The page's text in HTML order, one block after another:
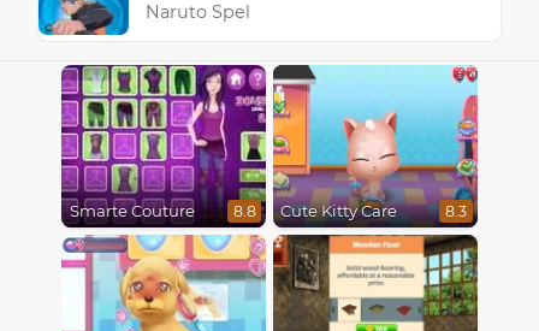
Naruto Spel
Smarte Couture 8.8 Cute Kitty Care 8.3